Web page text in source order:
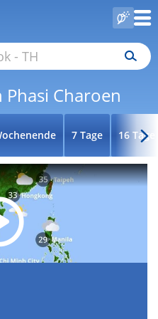
Charoen
7 Tage 16 Tage